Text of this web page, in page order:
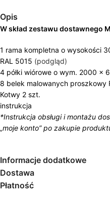
Opis
W skład zestawu dostawnego
1 rama kompletna o wysokości
RAL 5015 (podgląd)
4 półki wiórowe o wym. 2000 x
8 belek malowanych proszkowy
Kotwy 2 szt.
instrukcja
*Instrukcja obsługi i montażu
„moje konto” po zakupie
Informacje dodatkowe
Dostawa
Płatność